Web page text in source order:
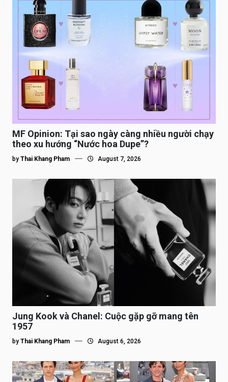
MF Opinion: Tại sao ngày càng nhiều người chạy
theo xu hướng “Nước hoa Dupe”?
by Thai Khang Pham August 7, 2026
Jung Kook và Chanel: Cuộc gặp gỡ mang tên
1957
by Thai Khang Pham August 6, 2026